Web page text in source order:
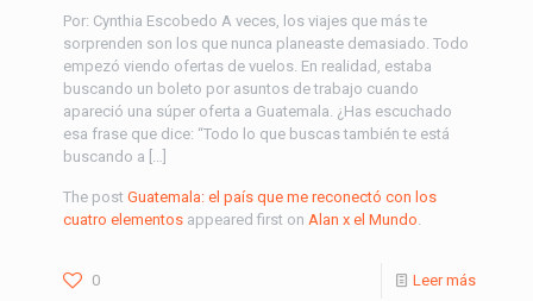
Por: Cynthia Escobedo A veces, los viajes que más te
sorprenden son los que nunca planeaste demasiado. Todo
empezó viendo ofertas de vuelos. En realidad, estaba
buscando un boleto por asuntos de trabajo cuando
apareció una súper oferta a Guatemala. ¿Has escuchado
esa frase que dice: “Todo lo que buscas también te está
buscando a […]
The post Guatemala: el país que me reconectó con los
cuatro elementos appeared first on Alan x el Mundo
0 Leer más